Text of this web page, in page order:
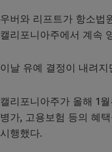
우버와 리프트가 항소법
캘리포니아주에서 계속
이날 유예 결정이 내려지
캘리포니아주가 올해 1
병가, 고용보험 등의 혜
시행했다.